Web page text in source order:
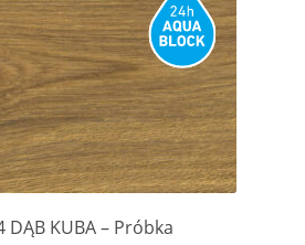
DĄB KUBA – Próbka